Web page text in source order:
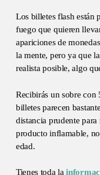
Los billetes flash están
fuego que quieren
apariciones de
la mente, pero ya que
realista posible, algo
Recibirás un sobre con
billetes parecen
distancia prudente para
producto inflamable,
edad.
Tienes toda la